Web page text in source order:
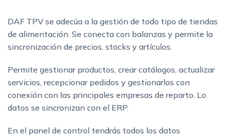
DAF TPV se adecúa a la gestión de todo tipo de tiendas
de alimentación. Se conecta con balanzas y permite la
sincronización de precios, stocks y artículos.
Permite gestionar productos, crear catálogos, actualizar
servicios, recepcionar pedidos y gestionarlos con
conexión con las principales empresas de reparto. Lo
datos se sincronizan con el ERP.
En el panel de control tendrás todos los datos